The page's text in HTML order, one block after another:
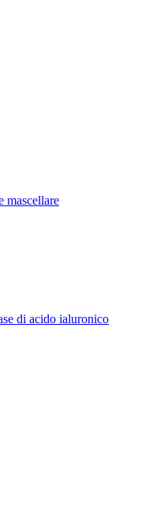
mascellare
di acido ialuronico